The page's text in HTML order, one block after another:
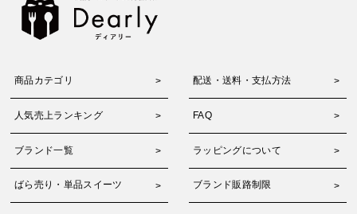
商品カテゴリ 配送・送料・支払方法
人気売上ランキング FAQ
ブランド一覧 ラッピングについて
ばら売り・単品スイーツ ブランド販路制限